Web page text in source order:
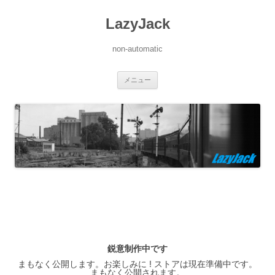
LazyJack
non-automatic
メニュー
ツ
へ
ス
キ
ッ
プ
鋭意制作中です
まもなく公開します。お楽しみに ! ストアは現在準備中です。
まもなく公開されます。